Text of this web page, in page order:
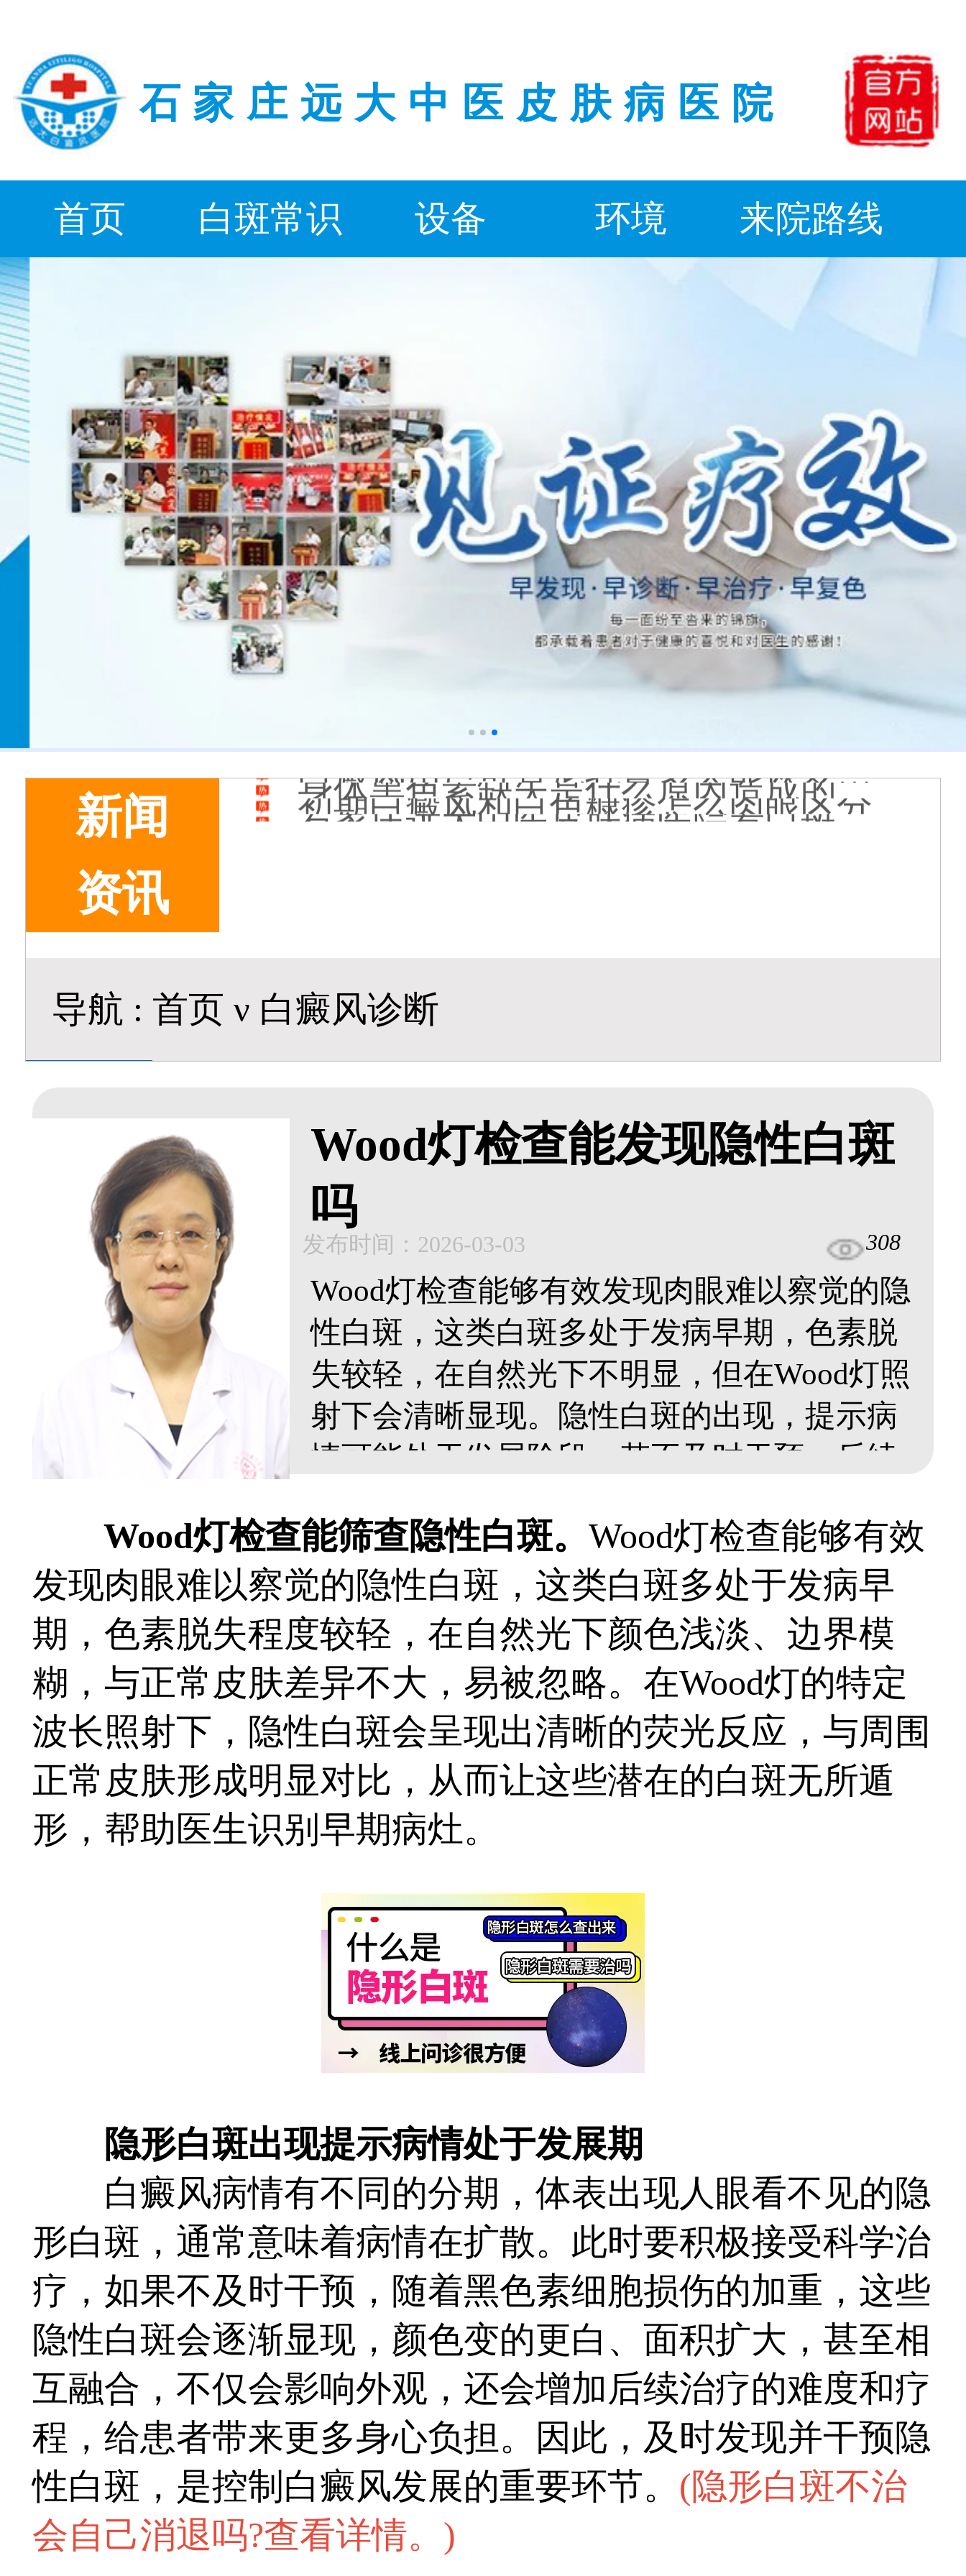
石家庄远大中医皮肤病医院
首页 白斑常识 设备 环境 来院路线
新闻
资讯
白癜风长期用激素药膏会有副作用吗
伍德灯结果显示亮白色荧光代表什么意思
脸上长了小白点是什么情况
白癜风用芦可替尼乳膏多久能恢复正常色
身体黑色素缺失是什么原因造成的
初期白癜风和白色糠疹怎么肉眼区分
石家庄远大中医皮肤病医院看白斑好吗
他克莫司能涂在嘴唇周围的白斑上吗
初期白癜风怎么治疗好得快
白癜风早期是什么症状图片
导航 : 首页 ν 白癜风诊断
Wood灯检查能发现隐性白斑
吗
发布时间：2026-03-03 308
Wood灯检查能够有效发现肉眼难以察觉的隐
性白斑，这类白斑多处于发病早期，色素脱
失较轻，在自然光下不明显，但在Wood灯照
射下会清晰显现。隐性白斑的出现，提示病
情可能处于发展阶段，若不及时干预，后续
通过Wood灯排查隐性白斑，有助于医生全面
掌握病情，及时制定控制方案，避免白斑进
一步扩散，为早期规范治疗、提高复色效果
提供依据。...
Wood灯检查能筛查隐性白斑。 Wood灯检查能够有效
发现肉眼难以察觉的隐性白斑，这类白斑多处于发病早
期，色素脱失程度较轻，在自然光下颜色浅淡、边界模
糊，与正常皮肤差异不大，易被忽略。在Wood灯的特定
波长照射下，隐性白斑会呈现出清晰的荧光反应，与周围
正常皮肤形成明显对比，从而让这些潜在的白斑无所遁
形，帮助医生识别早期病灶。
隐形白斑出现提示病情处于发展期
白癜风病情有不同的分期，体表出现人眼看不见的隐
形白斑，通常意味着病情在扩散。此时要积极接受科学治
疗，如果不及时干预，随着黑色素细胞损伤的加重，这些
隐性白斑会逐渐显现，颜色变的更白、面积扩大，甚至相
互融合，不仅会影响外观，还会增加后续治疗的难度和疗
程，给患者带来更多身心负担。因此，及时发现并干预隐
性白斑，是控制白癜风发展的重要环节。 (隐形白斑不治
会自己消退吗?查看详情。 )